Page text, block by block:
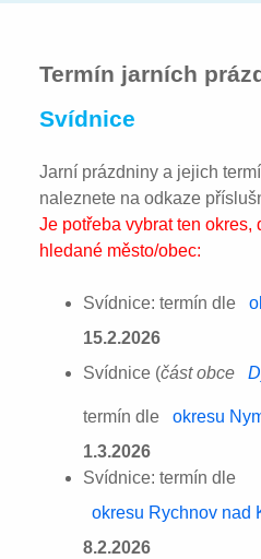
Termín jarních
Svídnice
Jarní prázdniny a jejich
naleznete na odkaze
Je potřeba vybrat ten okres,
hledané město/obec:
Svídnice: termín dle
15.2.2026
Svídnice (část obce
termín dle okresu
1.3.2026
Svídnice: termín dle
okresu Rychnov nad
8.2.2026